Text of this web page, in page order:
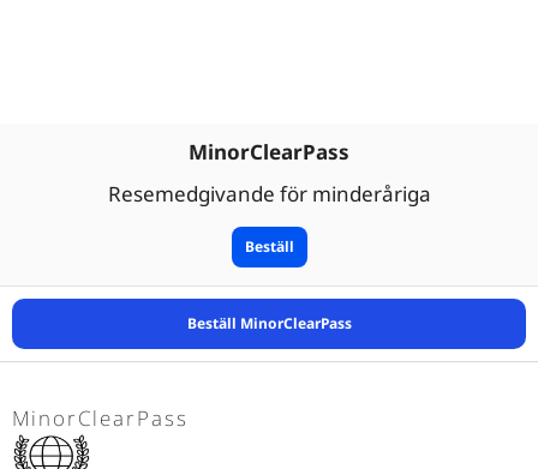
MinorClearPass
Resemedgivande för minderåriga
Beställ
Beställ MinorClearPass
MinorClearPass